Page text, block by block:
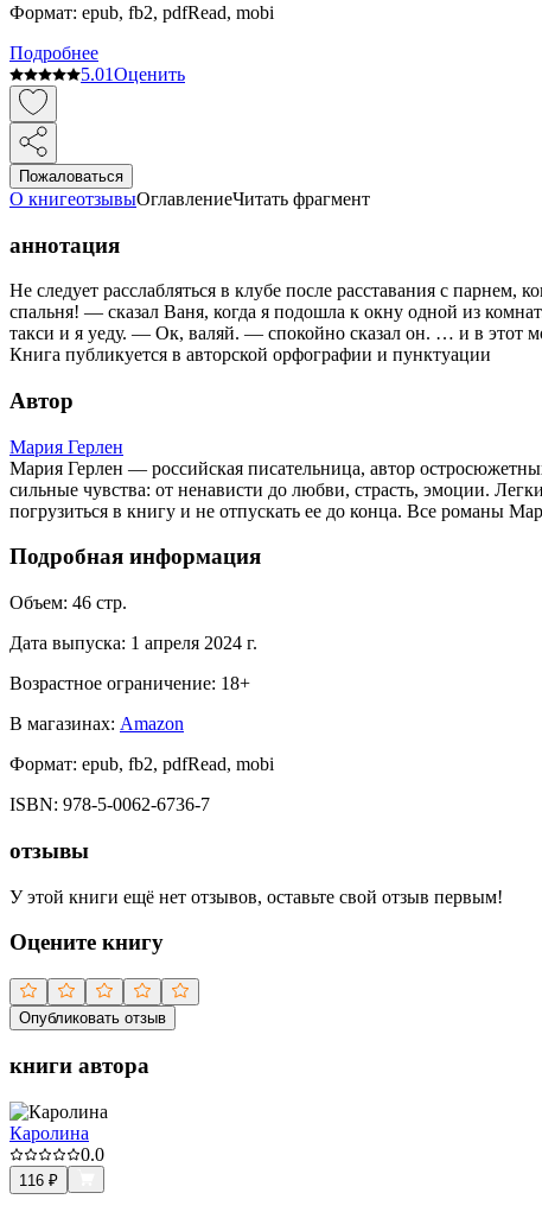
Формат: epub, fb2, pdfRead, mobi
Подробнее
5.01Оценить
Пожаловаться
О книгеотзывыОглавлениеЧитать фрагмент
аннотация
Не следует расслабляться в клубе после расставания с
спальня! — сказал Ваня, когда я подошла к окну одной из
такси и я уеду. — Ок, валяй. — спокойно сказал он. … и в этот
Книга публикуется в авторской орфографии и пунктуации
Автор
Мария Герлен
Мария Герлен — российская писательница, автор
сильные чувства: от ненависти до любви, страсть, эмоции.
погрузиться в книгу и не отпускать ее до конца. Все романы
Подробная информация
Объем: 46 стр.
Дата выпуска: 1 апреля 2024 г.
Возрастное ограничение: 18+
В магазинах: Amazon
Формат: epub, fb2, pdfRead, mobi
ISBN: 978-5-0062-6736-7
отзывы
У этой книги ещё нет отзывов, оставьте свой отзыв первым!
Оцените книгу
Опубликовать отзыв
книги автора
Каролина
0.0
116 ₽